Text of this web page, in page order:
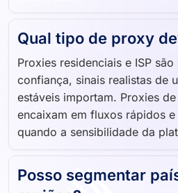
Qual tipo de proxy
Proxies residenciais e ISP são
confiança, sinais realistas de
estáveis importam. Proxies de
encaixam em fluxos rápidos e
quando a sensibilidade da
Posso segmentar